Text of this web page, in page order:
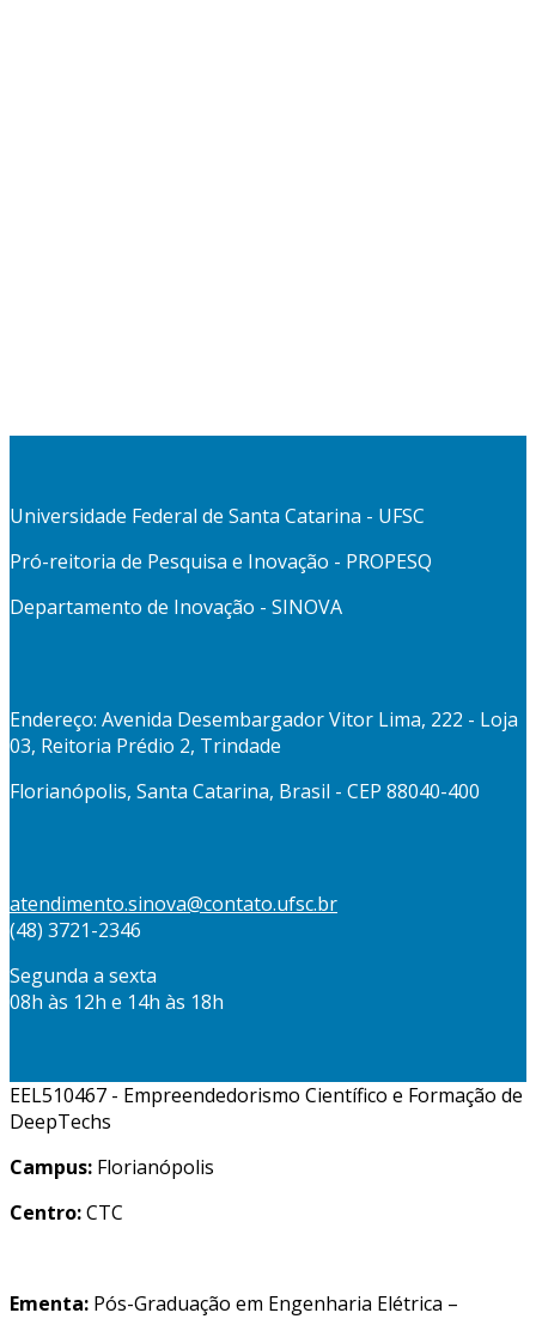
Universidade Federal de Santa Catarina - UFSC
Pró-reitoria de Pesquisa e Inovação - PROPESQ
Departamento de Inovação - SINOVA
Endereço: Avenida Desembargador Vitor Lima, 222 - Loja
03, Reitoria Prédio 2, Trindade
Florianópolis, Santa Catarina, Brasil - CEP 88040-400
atendimento.sinova@contato.ufsc.br
(48) 3721-2346
Segunda a sexta
08h às 12h e 14h às 18h
EEL510467 - Empreendedorismo Científico e Formação de
DeepTechs
Campus: Florianópolis
Centro:CTC
Ementa: Pós-Graduação em Engenharia Elétrica –